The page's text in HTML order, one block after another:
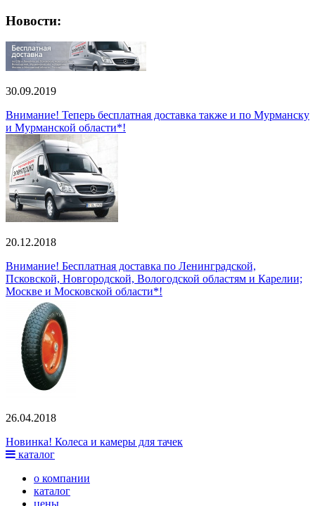
Новости:
30.09.2019
Внимание! Теперь бесплатная доставка также и по Мурманску
и Мурманской области*!
20.12.2018
Внимание! Бесплатная доставка по Ленинградской,
Псковской, Новгородской, Вологодской областям и Карелии;
Москве и Московской области*!
26.04.2018
Новинка! Колеса и камеры для тачек
каталог
о компании
каталог